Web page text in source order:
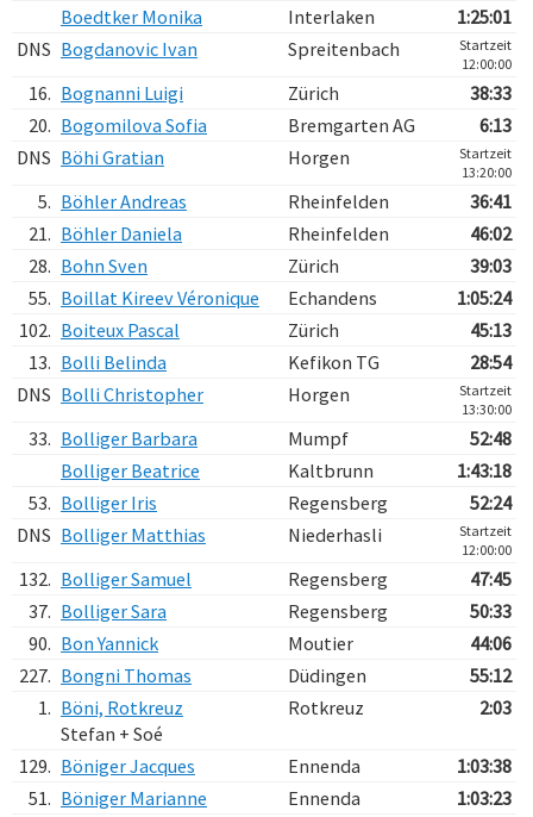
Boedtker Monika
Interlaken
1:25:01
DNS Bogdanovic Ivan Spreitenbach
Startzeit
12:00:00
16. Bognanni Luigi Zürich
38:33
20. Bogomilova Sofia Bremgarten AG
6:13
DNS Böhi Gratian Horgen
Startzeit
13:20:00
5. Böhler Andreas Rheinfelden
36:41
21. Böhler Daniela Rheinfelden
46:02
28. Bohn Sven Zürich
39:03
55. Boillat Kireev Véronique Echandens
1:05:24
102. Boiteux Pascal Zürich
45:13
13. Bolli Belinda Kefikon TG
28:54
DNS Bolli Christopher Horgen
Startzeit
13:30:00
33. Bolliger Barbara Mumpf
52:48
Bolliger Beatrice
Kaltbrunn
1:43:18
53. Bolliger Iris Regensberg
52:24
DNS Bolliger Matthias Niederhasli
Startzeit
12:00:00
132. Bolliger Samuel Regensberg
47:45
37. Bolliger Sara Regensberg
50:33
90. Bon Yannick Moutier
44:06
227. Bongni Thomas Düdingen
55:12
1. Böni, Rotkreuz
Stefan + Soé
Rotkreuz 2:03
129. Böniger Jacques Ennenda
1:03:38
51. Böniger Marianne Ennenda
1:03:23